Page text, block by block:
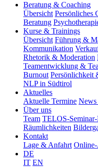
Beratung & Coaching
Übersicht Persönliches
Beratung
Kurse & Trainings
Übersicht Führung &
Kommunikation
Rhetorik & Moderation
Teamentwicklung &
Burnout Persönlichkeit
NLP in Südtirol
Aktuelles
Aktuelle Termine News
Über uns
Team TELOS-
Räumlichkeiten
Kontakt
Lage & Anfahrt
DE
IT EN